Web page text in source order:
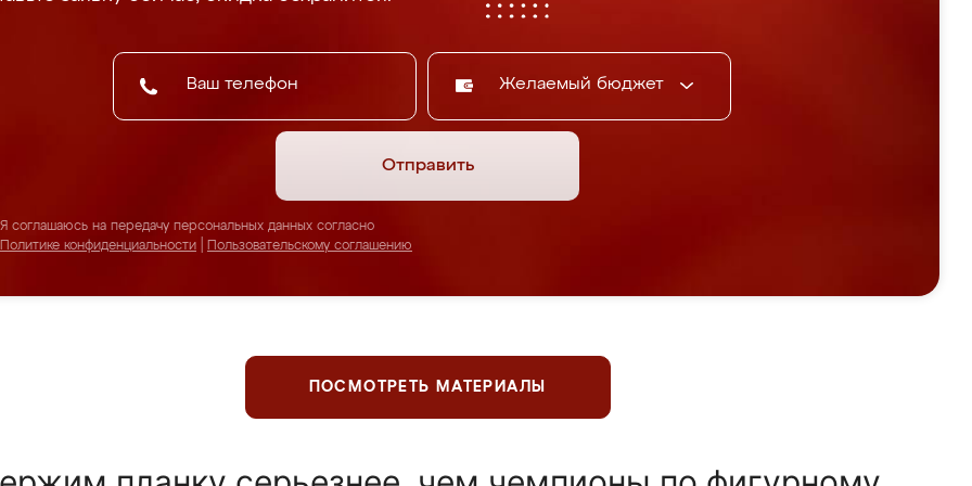
Желаемый бюджет
Отправить
Я соглашаюсь на передачу персональных данных согласно
Политике конфиденциальности
Пользовательскому соглашению
ПОСМОТРЕТЬ МАТЕРИАЛЫ